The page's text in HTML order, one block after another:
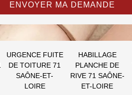
URGENCE FUITE
DE TOITURE 71
SAÔNE-ET-
LOIRE
HABILLAGE
PLANCHE DE
RIVE 71 SAÔNE-
ET-LOIRE